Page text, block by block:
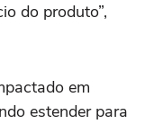
do produto”,
em
estender para